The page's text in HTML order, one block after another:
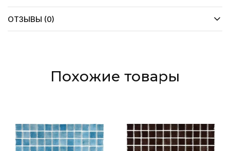
ОТЗЫВЫ (0)
Похожие товары